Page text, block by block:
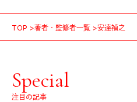
TOP 著者・監修者一覧 安達禎之
Special
注目の記事